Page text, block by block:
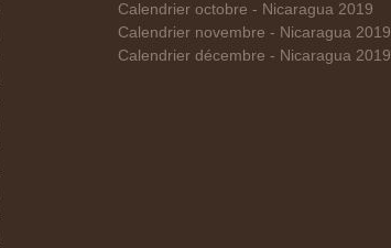
Calendrier octobre - Nicaragua 2019
Calendrier novembre - Nicaragua 2019
Calendrier décembre - Nicaragua 2019